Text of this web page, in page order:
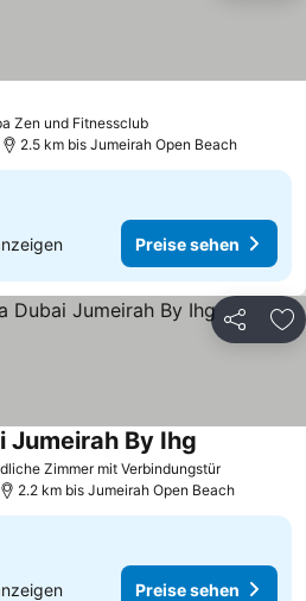
Zen und Fitnessclub
2.5 km bis Jumeirah Open Beach
Preise sehen
Teilen
Zimmer mit Verbindungstür
Jumeirah By Ihg
2.2 km bis Jumeirah Open Beach
Preise sehen